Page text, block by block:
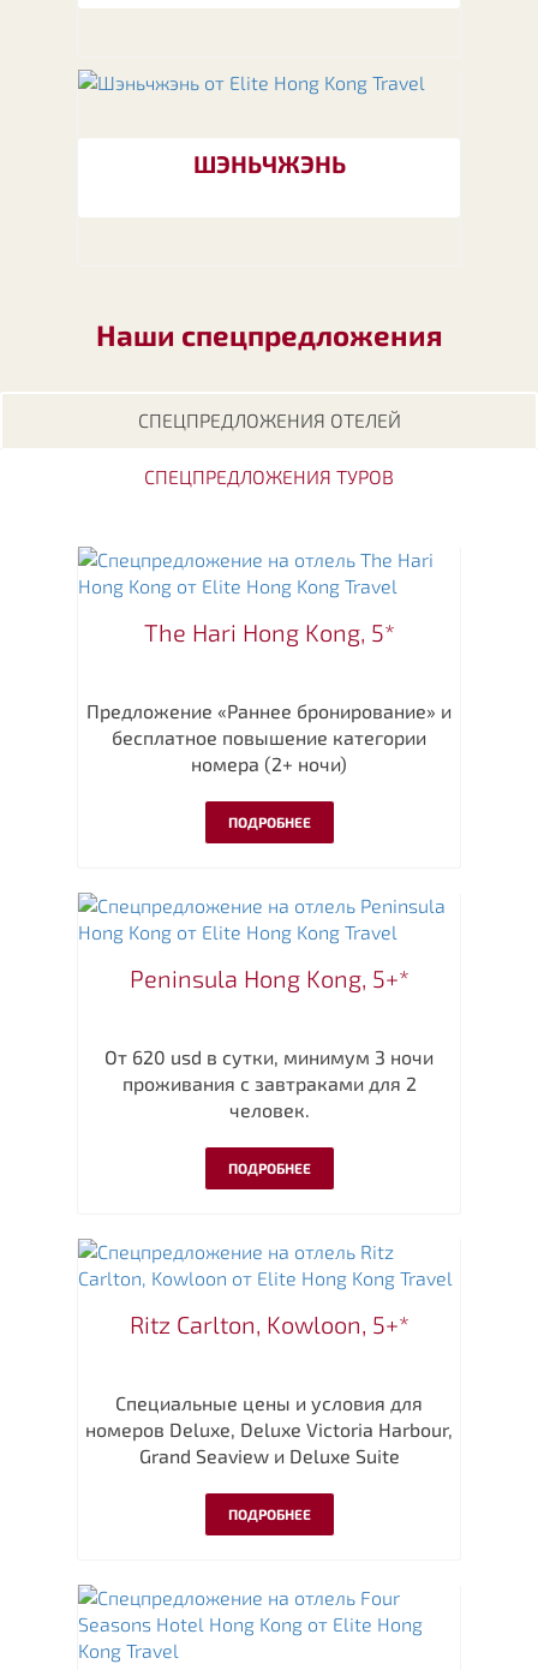
ШЭНЬЧЖЭНЬ
Наши спецпредложения
СПЕЦПРЕДЛОЖЕНИЯ ОТЕЛЕЙ
СПЕЦПРЕДЛОЖЕНИЯ ТУРОВ
The Hari Hong Kong, 5*
Предложение «Раннее бронирование» и
бесплатное повышение категории
номера (2+ ночи)
ПОДРОБНЕЕ
Peninsula Hong Kong, 5+*
От 620 usd в сутки, минимум 3 ночи
проживания с завтраками для 2
человек.
ПОДРОБНЕЕ
Ritz Carlton, Kowloon, 5+*
Специальные цены и условия для
номеров Deluxe, Deluxe Victoria Harbour,
Grand Seaview и Deluxe Suite
ПОДРОБНЕЕ